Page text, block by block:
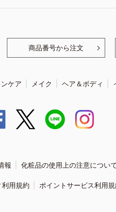
商品番号から注文
ケア メイク ヘア＆ボディ
報 化粧品の使用上の注意につい
用規約 ポイントサービス利用